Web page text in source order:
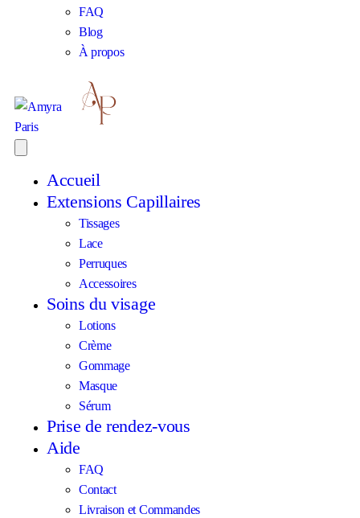
FAQ
Blog
À propos
Accueil
Extensions Capillaires
Tissages
Lace
Perruques
Accessoires
Soins du visage
Lotions
Crème
Gommage
Masque
Sérum
Prise de rendez-vous
Aide
FAQ
Contact
Livraison et Commandes